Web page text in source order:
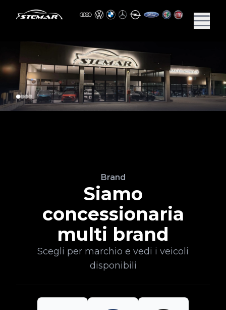
Brand
Siamo
concessionaria
multi brand
Scegli per marchio e vedi i veicoli
disponibili